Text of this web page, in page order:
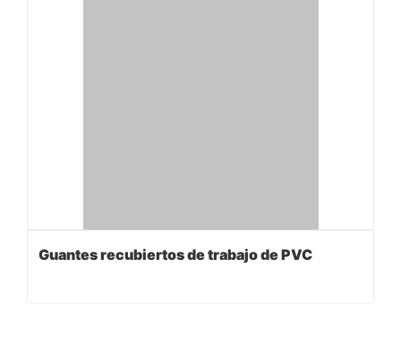
Guantes recubiertos de trabajo de PVC